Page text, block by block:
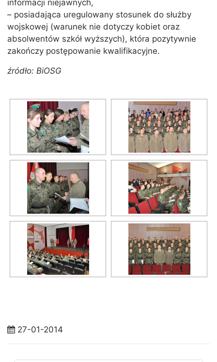
informacji niejawnych,
– posiadająca uregulowany stosunek do służby
wojskowej (warunek nie dotyczy kobiet oraz
absolwentów szkół wyższych), która pozytywnie
zakończy postępowanie kwalifikacyjne.
źródło: BiOSG
27-01-2014